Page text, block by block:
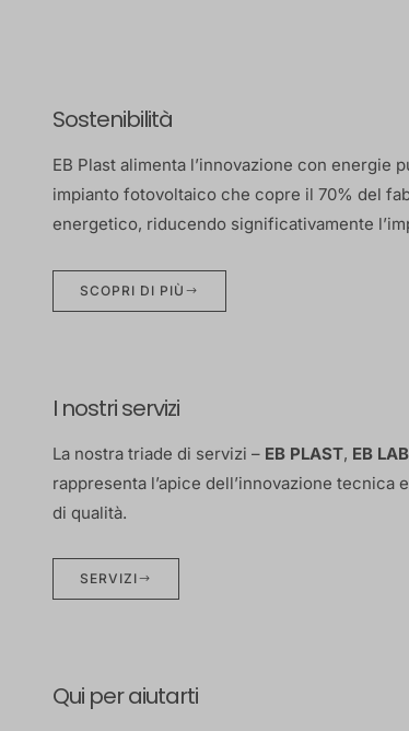
Sostenibilità
EB Plast alimenta l’innovazione con energie
impianto fotovoltaico che copre il 70% del
energetico, riducendo significativamente
SCOPRI DI PIÙ
I nostri servizi
La nostra triade di servizi – EB PLAST, EB LAB
rappresenta l’apice dell’innovazione tecnica
di qualità.
SERVIZI
Qui per aiutarti